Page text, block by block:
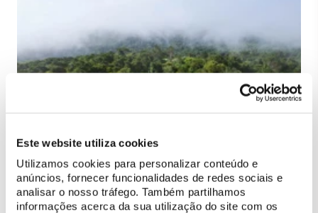
Este website utiliza cookies
Utilizamos cookies para personalizar conteúdo e
anúncios, fornecer funcionalidades de redes sociais e
analisar o nosso tráfego. Também partilhamos
informações acerca da sua utilização do site com os
The Estrada dos Capuchos (N247-3), between the western area
of the Park of Pena and the Convent of the Capuchos, is
temporarily closedby order of the Sintra Municipal Civil